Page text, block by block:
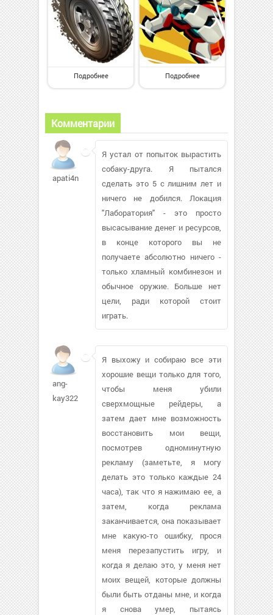
Подробнее Подробнее
Комментарии
apati4naya663
Я устал от попыток вырастить
собаку-друга. Я пытался
сделать это 5 с лишним лет и
ничего не добился. Локация
"Лаборатория" - это просто
высасывание денег и ресурсов,
в конце которого вы не
получаете абсолютно ничего -
только хламный комбинезон и
обычное оружие. Больше нет
цели, ради которой стоит
играть.
ang-
kay322
Я выхожу и собираю все эти
хорошие вещи только для того,
чтобы меня убили
сверхмощные рейдеры, а
затем дает мне возможность
восстановить мои вещи,
посмотрев одноминутную
рекламу (заметьте, я могу
делать это только каждые 24
часа), так что я нажимаю ее, а
затем, когда реклама
заканчивается, она показывает
мне какую-то ошибку, прося
меня перезапустить игру, и
когда я делаю это, у меня нет
моих вещей, которые должны
были быть отданы мне, и когда
я снова умер, пытаясь